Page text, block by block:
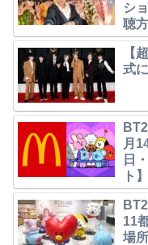
シ
聴
【
式
月
日
ト】
11
場